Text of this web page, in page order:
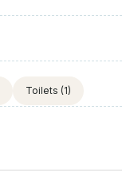
Toilets (1)